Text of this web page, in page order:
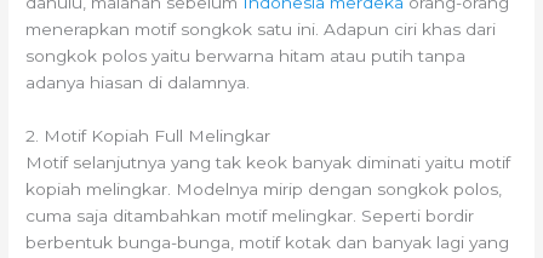
menerapkan motif songkok satu ini. Adapun ciri khas dari
songkok polos yaitu berwarna hitam atau putih tanpa
adanya hiasan di dalamnya.
2. Motif Kopiah Full Melingkar
Motif selanjutnya yang tak keok banyak diminati yaitu motif
kopiah melingkar. Modelnya mirip dengan songkok polos,
cuma saja ditambahkan motif melingkar. Seperti bordir
berbentuk bunga-bunga, motif kotak dan banyak lagi yang